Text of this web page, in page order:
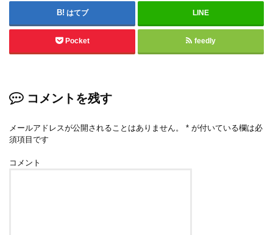
はてブ LINE
Pocket feedly
コメントを残す
メールアドレスが公開されることはありません。 * が付いている欄は必
須項目です
コメント